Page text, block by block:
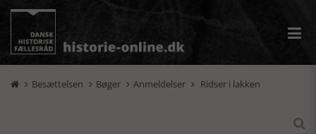
 Besættelsen  Bøger  Anmeldelser  Ridser i lakken
